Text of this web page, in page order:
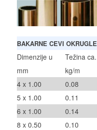
BAKARNE CEVI OKRUGLE
Dimenzije u
mm
Težina ca.
kg/m
4 x 1.00
0.08
5 x 1.00
0.11
6 x 1.00
0.14
8 x 0.50
0.10